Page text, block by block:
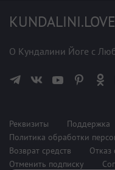
KUNDALINI.LOVE
О Кундалини Йоге с
Реквизиты Поддержка
Политика обработки
Возврат средств
Отказ
Отменить подписку